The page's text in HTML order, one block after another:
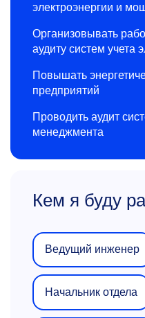
электроэнергии и
Организовывать
аудиту систем учета
Повышать
предприятий
Проводить аудит
менеджмента
Кем я буду
Ведущий инженер
Начальник отдела